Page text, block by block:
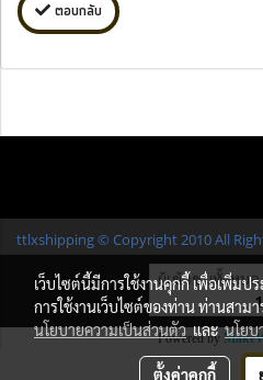
ตอบกลับ
ttlxshipping © Copyright 2010 All
ผู้เข้าชมทั้งหมด
Powered by
เว็บไซต์นี้มีการใช้งานคุกกี้ เพื่อเพิ่ม
การใช้งานเว็บไซต์ของท่าน ท่านสาม
นโยบายความเป็นส่วนตัวและนโยบ
ตั้งค่าคุกกี้